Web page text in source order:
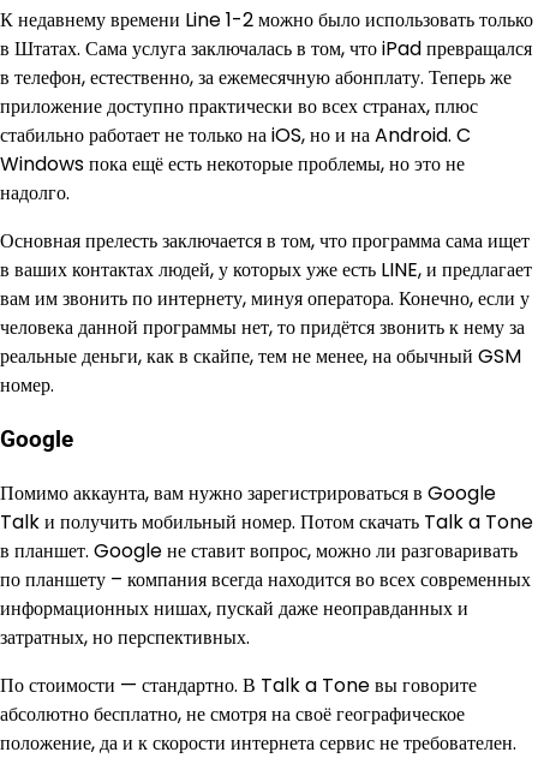
К недавнему времени Line 1-2 можно было использовать только
в Штатах. Сама услуга заключалась в том, что iPad превращался
в телефон, естественно, за ежемесячную абонплату. Теперь же
приложение доступно практически во всех странах, плюс
стабильно работает не только на iOS, но и на Android. C
Windows пока ещё есть некоторые проблемы, но это не
надолго.
Основная прелесть заключается в том, что программа сама ищет
в ваших контактах людей, у которых уже есть LINE, и предлагает
вам им звонить по интернету, минуя оператора. Конечно, если у
человека данной программы нет, то придётся звонить к нему за
реальные деньги, как в скайпе, тем не менее, на обычный GSM
номер.
Google
Помимо аккаунта, вам нужно зарегистрироваться в Google
Talk и получить мобильный номер. Потом скачать Talk a Tone
в планшет. Google не ставит вопрос, можно ли разговаривать
по планшету – компания всегда находится во всех современных
информационных нишах, пускай даже неоправданных и
затратных, но перспективных.
По стоимости — стандартно. В Talk a Tone вы говорите
абсолютно бесплатно, не смотря на своё географическое
положение, да и к скорости интернета сервис не требователен.